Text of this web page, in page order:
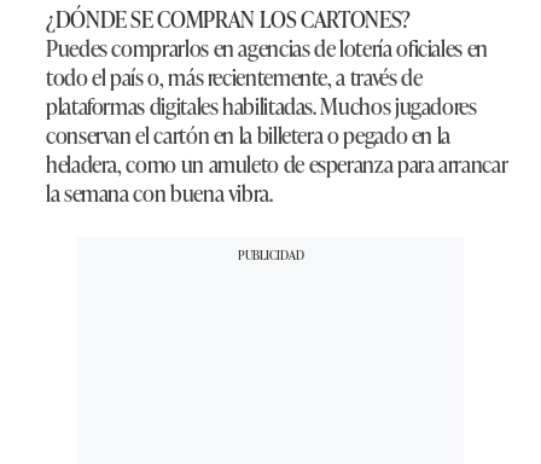
¿DÓNDE SE COMPRAN LOS CARTONES?
Puedes comprarlos en agencias de lotería oficiales en
todo el país o, más recientemente, a través de
plataformas digitales habilitadas. Muchos jugadores
conservan el cartón en la billetera o pegado en la
heladera, como un amuleto de esperanza para arrancar
la semana con buena vibra.